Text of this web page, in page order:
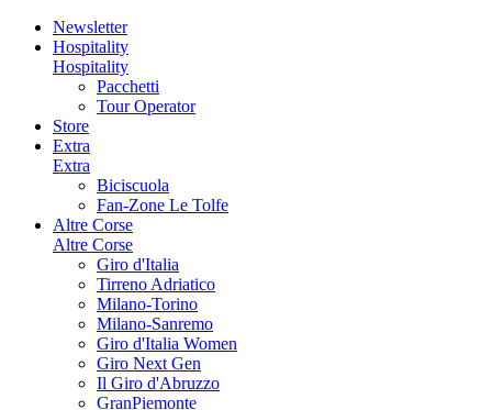
Newsletter
Hospitality
Hospitality
Pacchetti
Tour Operator
Store
Extra
Extra
Biciscuola
Fan-Zone Le Tolfe
Altre Corse
Altre Corse
Giro d'Italia
Tirreno Adriatico
Milano-Torino
Milano-Sanremo
Giro d'Italia Women
Giro Next Gen
Il Giro d'Abruzzo
GranPiemonte